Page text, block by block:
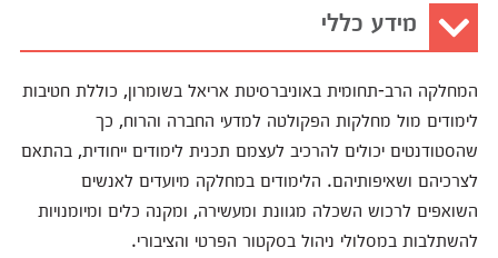
מידע כללי
המחלקה הרב-תחומית באוניברסיטת אריאל בשומרון, כוללת חטיבות
לימודים מול מחלקות הפקולטה למדעי החברה והרוח, כך
שהסטודנטים יכולים להרכיב לעצמם תכנית לימודים ייחודית, בהתאם
לצרכיהם ושאיפותיהם. הלימודים במחלקה מיועדים לאנשים
השואפים לרכוש השכלה מגוונת ומעשירה, ומקנה כלים ומיומנויות
להשתלבות במסלולי ניהול בסקטור הפרטי והציבורי.